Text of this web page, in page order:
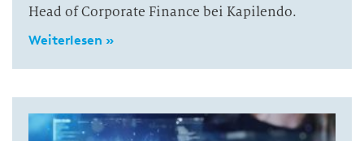
Head of Corporate Finance bei Kapilendo.
Weiterlesen »